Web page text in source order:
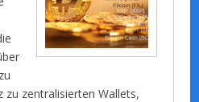
zu zentralisierten Wallets,